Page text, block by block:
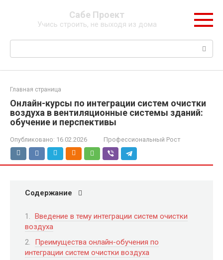
Сабе Проект
Учись строить, не выходя из дома
Поиск:
Главная страница
Онлайн-курсы по интеграции систем очистки
воздуха в вентиляционные системы зданий:
обучение и перспективы
Опубликовано: 16.02.2026 Профессиональный Рост
Содержание
Введение в тему интеграции систем очистки
воздуха
Преимущества онлайн-обучения по
интеграции систем очистки воздуха